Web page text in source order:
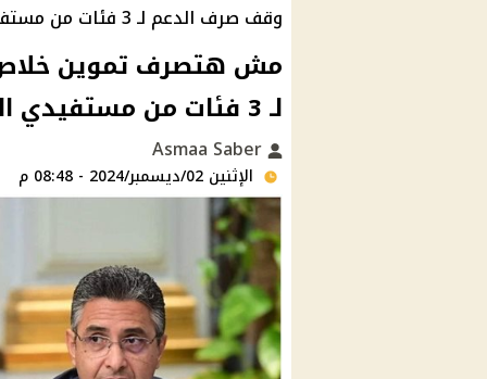
وقف صرف الدعم لـ 3 فئات من مستفيدي التموين
مش هتصرف تموين خلاص :
لـ 3 فئات من مستفيدي الدعم بقرار رسمي هل أنت بينهم ؟
الإثنين 02/ديسمبر/2024 - 08:48 م